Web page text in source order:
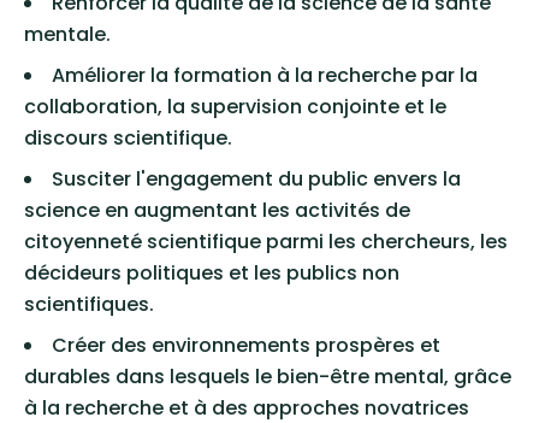
mentale.
Améliorer la formation à la recherche par la
collaboration, la supervision conjointe et le
discours scientifique.
Susciter l'engagement du public envers la
science en augmentant les activités de
citoyenneté scientifique parmi les chercheurs, les
décideurs politiques et les publics non
scientifiques.
Créer des environnements prospères et
durables dans lesquels le bien-être mental, grâce
à la recherche et à des approches novatrices